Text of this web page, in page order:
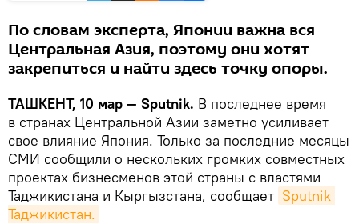
По словам эксперта, Японии важна вся
Центральная Азия, поэтому они хотят
закрепиться и найти здесь точку опоры.
ТАШКЕНТ, 10 мар — Sputnik. В последнее время
в странах Центральной Азии заметно усиливает
свое влияние Япония. Только за последние месяцы
СМИ сообщили о нескольких громких совместных
проектах бизнесменов этой страны с властями
Таджикистана и Кыргызстана, сообщает Sputnik
Таджикистан.